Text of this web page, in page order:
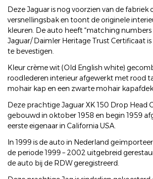
Deze Jaguar is nog voorzien van de fabriek
versnellingsbak en toont de originele
kleuren. De auto heeft “matching numbers
Jaguar/ Daimler Heritage Trust Certificaat
te bevestigen.
Kleur crème wit (Old English white)
roodlederen interieur afgewerkt met rood
mohair kap en een zwarte mohair
Deze prachtige Jaguar XK 150 Drop Head
gebouwd in oktober 1958 en begin 1959
eerste eigenaar in California USA.
In 1999 is de auto in Nederland
de periode 1999 – 2002 uitgebreid
de auto bij de RDW geregistreerd.